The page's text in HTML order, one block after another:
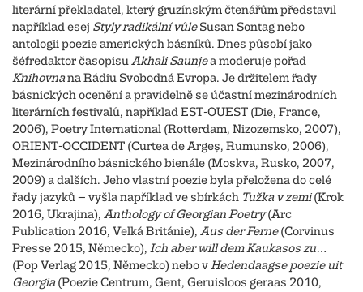
literární překladatel, který gruzínským čtenářům představil
například esej Styly radikální vůle Susan Sontag nebo
antologii poezie amerických básníků. Dnes působí jako
šéfredaktor časopisu Akhali Saunjea moderuje pořad
Knihovnana Rádiu Svobodná Evropa. Je držitelem řady
básnických ocenění a pravidelně se účastní mezinárodních
literárních festivalů, například EST-OUEST (Die, France,
2006), Poetry International (Rotterdam, Nizozemsko, 2007),
ORIENT-OCCIDENT (Curtea de Argeș, Rumunsko, 2006),
Mezinárodního básnického bienále (Moskva, Rusko, 2007,
2009) a dalších. Jeho vlastní poezie byla přeložena do celé
řady jazyků – vyšla například ve sbírkách Tužka v zemi(Krok
2016, Ukrajina), Anthology of Georgian Poetry(Arc
Publication 2016, Velká Británie), Aus der Ferne(Corvinus
Presse 2015, Německo), Ich aber will dem Kaukasos zu…
(Pop Verlag 2015, Německo) nebo v Hedendaagse poezie uit
Georgia(Poezie Centrum, Gent, Geruisloos geraas 2010,